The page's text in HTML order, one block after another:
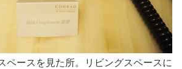
ペースを見た所。リビングスペースに